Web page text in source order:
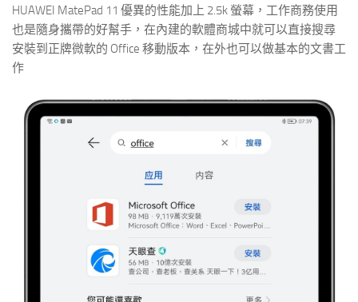
HUAWEI MatePad 11 優異的性能加上 2.5k 螢幕，工作商務使用
也是隨身攜帶的好幫手，在內建的軟體商城中就可以直接搜尋
安裝到正牌微軟的 Office 移動版本，在外也可以做基本的文書工
作